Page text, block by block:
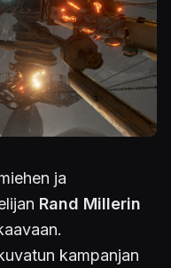
ja
Rand Millerin
kampanjan